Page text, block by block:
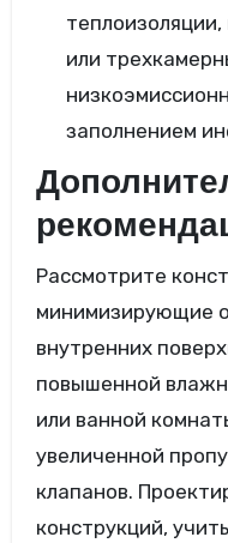
или
заполнением
Рассмотрите
минимизирующие
внутренних
повышенной
или ванной
увеличенной
клапанов.
конструкций,